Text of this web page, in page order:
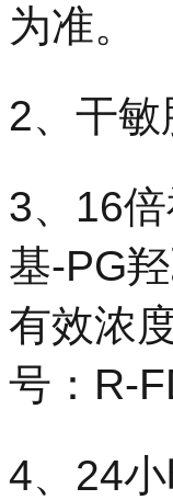
为准。
2、干
3、16
基-PG
有效浓
号：R-
4、24